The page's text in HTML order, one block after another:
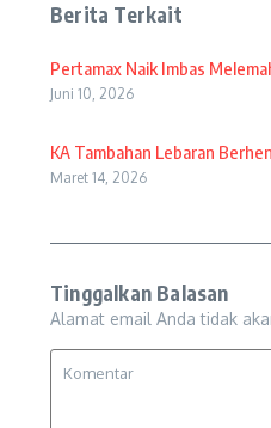
Berita Terkait
Pertamax Naik Imbas
Juni 10, 2026
KA Tambahan Lebaran
Maret 14, 2026
Tinggalkan Balasan
Alamat email Anda tidak